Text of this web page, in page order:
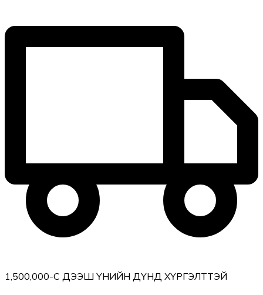
1,500,000-С ДЭЭШ ҮНИЙН ДҮНД ХҮРГЭЛТТЭЙ